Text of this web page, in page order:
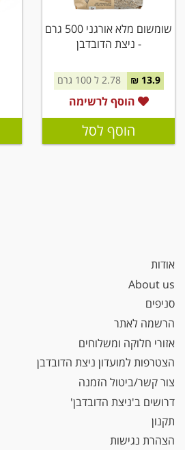
שומשום מלא אורגני 500 גרם
- ניצת הדובדבן
13.9 ₪ 2.78 ל 100 גרם
הוסף לרשימה
הוסף לסל
אודות
About us
סניפים
הרשמה לאתר
אזורי חלוקה ומשלוחים
הצטרפות למועדון ניצת הדובדבן
צור קשר/ביטול הזמנה
דרושים ב'ניצת הדובדבן'
תקנון
הצהרת נגישות